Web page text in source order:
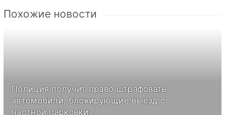
Похожие новости
Полиция получит право штрафовать
автомобили, блокирующие выезд с
частной парковки